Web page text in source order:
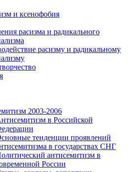
и ксенофобия
расизма и радикального
расизму и радикальному
2003-2006
в Российской
тенденции проявлений
в государствах СНГ
антисемитизм в
России